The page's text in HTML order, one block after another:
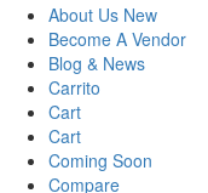
About Us New
Become A Vendor
Blog & News
Carrito
Cart
Cart
Coming Soon
Compare